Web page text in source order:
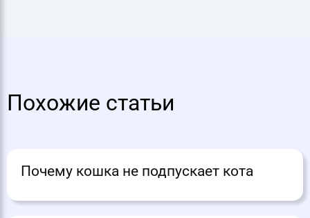
Похожие статьи
Почему кошка не подпускает кота